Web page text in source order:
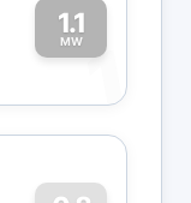
1.1
MW1